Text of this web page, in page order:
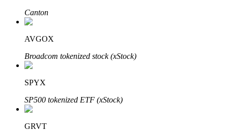
Mitra Bitrue
Canton
AVGOX
Broadcom tokenized stock (xStock)
SPYX
SP500 tokenized ETF (xStock)
GRVT